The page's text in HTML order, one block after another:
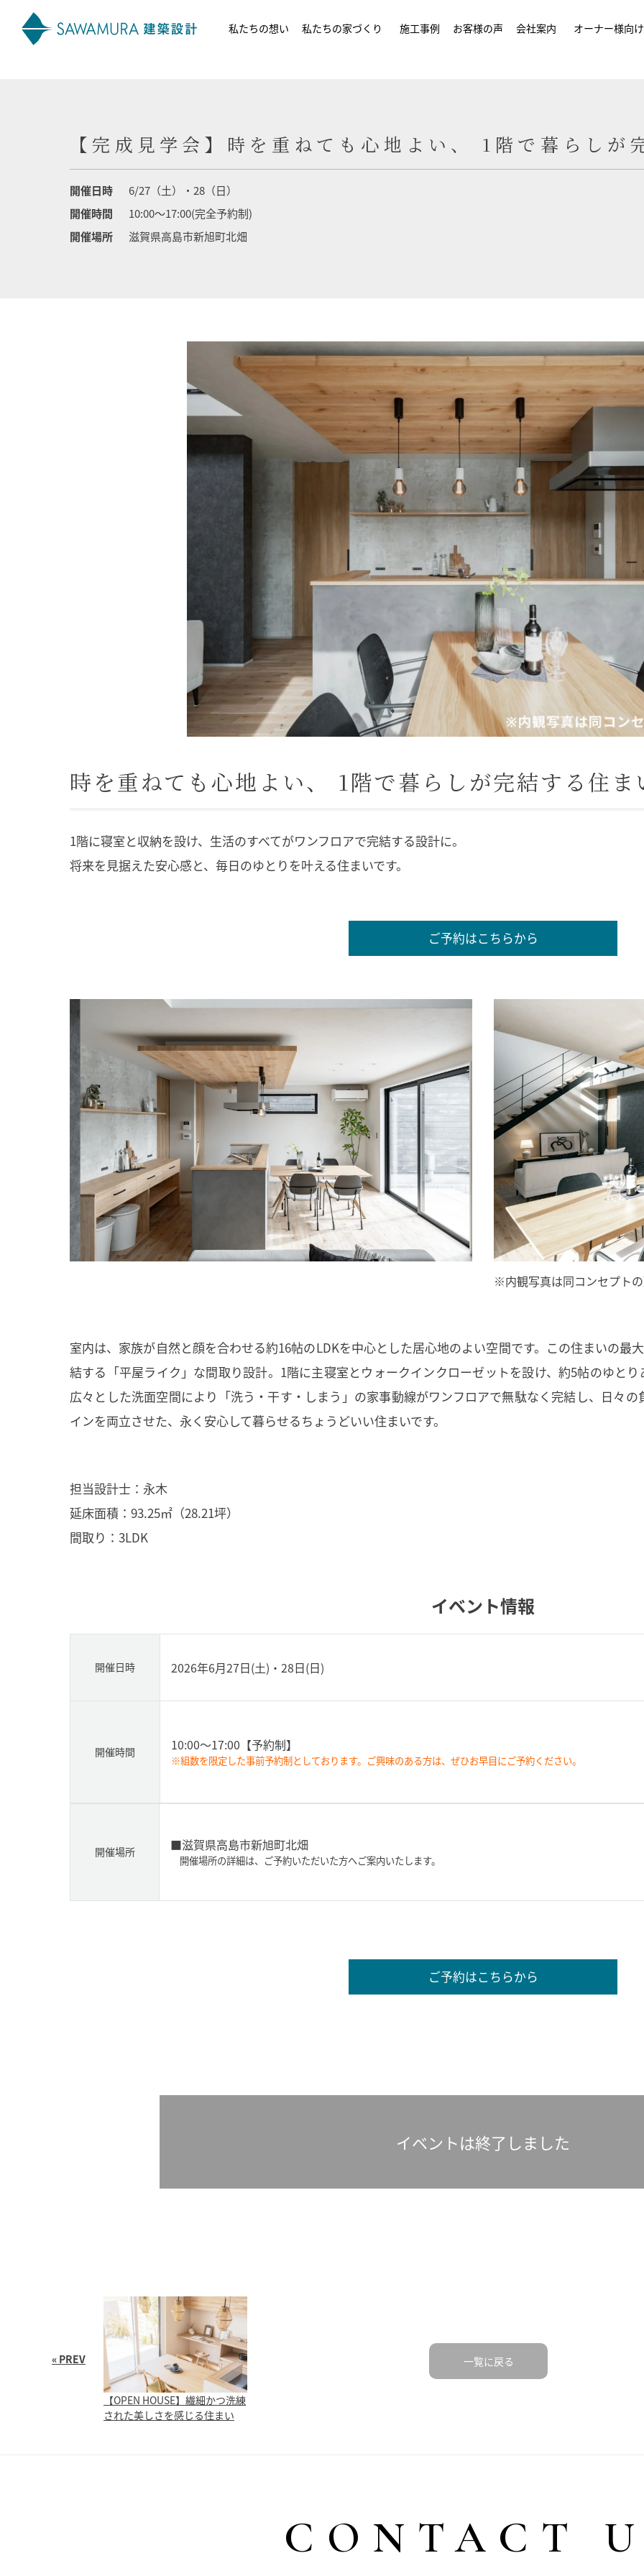
私たちの想い 私たちの家づくり 施工事例 お客様の声 会社案内 オーナー様向け
【完成見学会】時を重ねても心地よい、 1階で暮らしが
開催日時
6/27（土）・28（日）
開催時間
10:00～17:00(完全予約制)
開催場所
滋賀県高島市新旭町北畑
時を重ねても心地よい、 1階で暮らしが完結する住ま
1階に寝室と収納を設け、生活のすべてがワンフロアで完結する設計に。
将来を見据えた安心感と、毎日のゆとりを叶える住まいです。
ご予約はこちらから
※内観写真は同コンセプト
室内は、家族が自然と顔を合わせる約16帖のLDKを中心とした居心地のよい空間です。この住まいの最
結する「平屋ライク」な間取り設計。1階に主寝室とウォークインクローゼットを設け、約5帖のゆと
広々とした洗面空間により「洗う・干す・しまう」の家事動線がワンフロアで無駄なく完結し、日々
インを両立させた、永く安心して暮らせるちょうどいい住まいです。
担当設計士：永木
延床面積：93.25㎡（28.21坪）
間取り：3LDK
イベント情報
開催日時 2026年6月27日(土)・28日(日)
開催時間 10:00～17:00 【予約制】
※組数を限定した事前予約制としております。ご興味のある方は、ぜひお早目にご予約ください。
開催場所 ■滋賀県高島市新旭町北畑
開催場所の詳細は、ご予約いただいた方へご案内いたします。
ご予約はこちらから
イベントは終了しました
« PREV
【OPEN HOUSE】繊細かつ洗練
された美しさを感じる住まい
一覧に戻る
CONTACT